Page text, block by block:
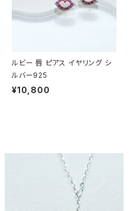
ルビー 唇 ピアス イヤリング シ
ルバー925
¥10,800